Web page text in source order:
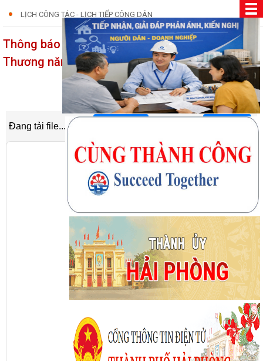
LỊCH CÔNG TÁC - LỊCH TIẾP CÔNG DÂN
Thông báo lịch tiếp công dân của Sở Công
Thương năm 2026
05/01/2026